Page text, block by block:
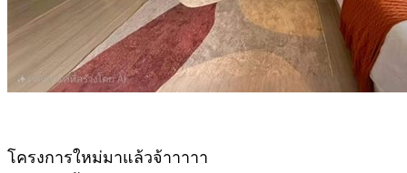
โครงการใหม่มาแล้วจ้าาาาา